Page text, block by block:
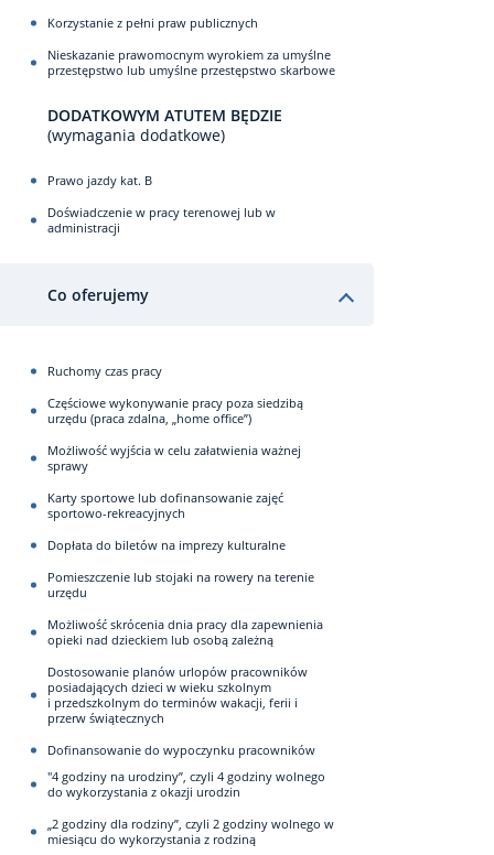
Korzystanie z pełni praw publicznych
Nieskazanie prawomocnym wyrokiem za umyślne
przestępstwo lub umyślne przestępstwo skarbowe
DODATKOWYM ATUTEM BĘDZIE
(wymagania dodatkowe)
Prawo jazdy kat. B
Doświadczenie w pracy terenowej lub w
administracji
Co oferujemy
Ruchomy czas pracy
Częściowe wykonywanie pracy poza siedzibą
urzędu (praca zdalna, „home office”)
Możliwość wyjścia w celu załatwienia ważnej
sprawy
Karty sportowe lub dofinansowanie zajęć
sportowo-rekreacyjnych
Dopłata do biletów na imprezy kulturalne
Pomieszczenie lub stojaki na rowery na terenie
urzędu
Możliwość skrócenia dnia pracy dla zapewnienia
opieki nad dzieckiem lub osobą zależną
Dostosowanie planów urlopów pracowników
posiadających dzieci w wieku szkolnym
i przedszkolnym do terminów wakacji, ferii i
przerw świątecznych
Dofinansowanie do wypoczynku pracowników
"4 godziny na urodziny”, czyli 4 godziny wolnego
do wykorzystania z okazji urodzin
„2 godziny dla rodziny”, czyli 2 godziny wolnego w
miesiącu do wykorzystania z rodziną